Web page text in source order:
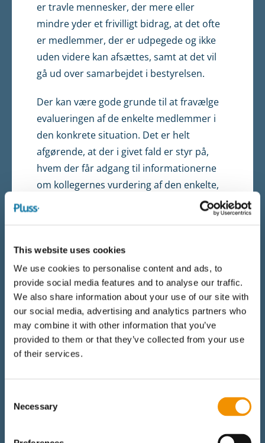
This website uses cookies
We use cookies to personalise content and ads, to
provide social media features and to analyse our traffic.
We also share information about your use of our site with
our social media, advertising and analytics partners who
may combine it with other information that you’ve
provided to them or that they’ve collected from your use
of their services.
Selection
Necessary
er travle mennesker, der mere eller
mindre yder et frivilligt bidrag, at det ofte
er medlemmer, der er udpegede og ikke
uden videre kan afsættes, samt at det vil
gå ud over samarbejdet i bestyrelsen.
Der kan være gode grunde til at fravælge
evalueringen af de enkelte medlemmer i
den konkrete situation. Det er helt
afgørende, at der i givet fald er styr på,
hvem der får adgang til informationerne
om kollegernes vurdering af den enkelte,
og at konsulenten sikrer, at det foregår på
en måde, der ikke udfordrer samarbejdet i
ovenstående argumenter for
medtage dette element i evalueringerne
bekymrende. Hvis vi hele tiden tilpasser
praksis og graden af den
professionalisme, vi kan forvente af
offentlige bestyrelser, ud fra størrelsen af
honoraret eller som følge af
udvikling af offentligt bestyrelsesarbejde.